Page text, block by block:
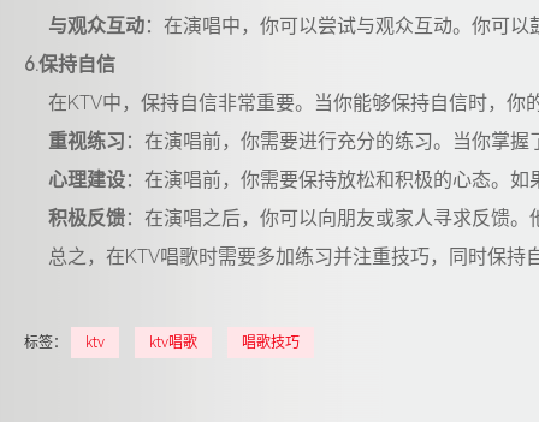
与观众互动：在演唱中，你可以尝试与观众互动。你可
6.保持自信
在KTV中，保持自信非常重要。当你能够保持自信时，你
重视练习 ：在演唱前，你需要进行充分的练习。当你掌
心理建设：在演唱前，你需要保持放松和积极的心态。
积极反馈：在演唱之后，你可以向朋友或家人寻求反馈
总之，在KTV唱歌时需要多加练习并注重技巧，同时保持
标签： ktv ktv唱歌 唱歌技巧